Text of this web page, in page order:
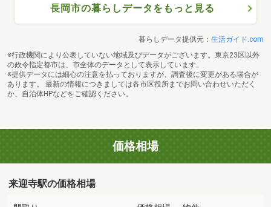
長岡市の暮らしデータをもっと見る
暮らしデータ提供元： 生活ガイド.com
※行政機関により公表していない地域及びデータがございます。東京23区以外
の政令指定都市は、市全体のデータとして表示しています。
※提供データには細心の注意を払っておりますが、調査後に変更がある場合が
あります。 最新の情報につきましては各市区役所までお問い合わせいただく
か、自治体HPなどをご確認ください。
価格相場
来迎寺駅の価格相場